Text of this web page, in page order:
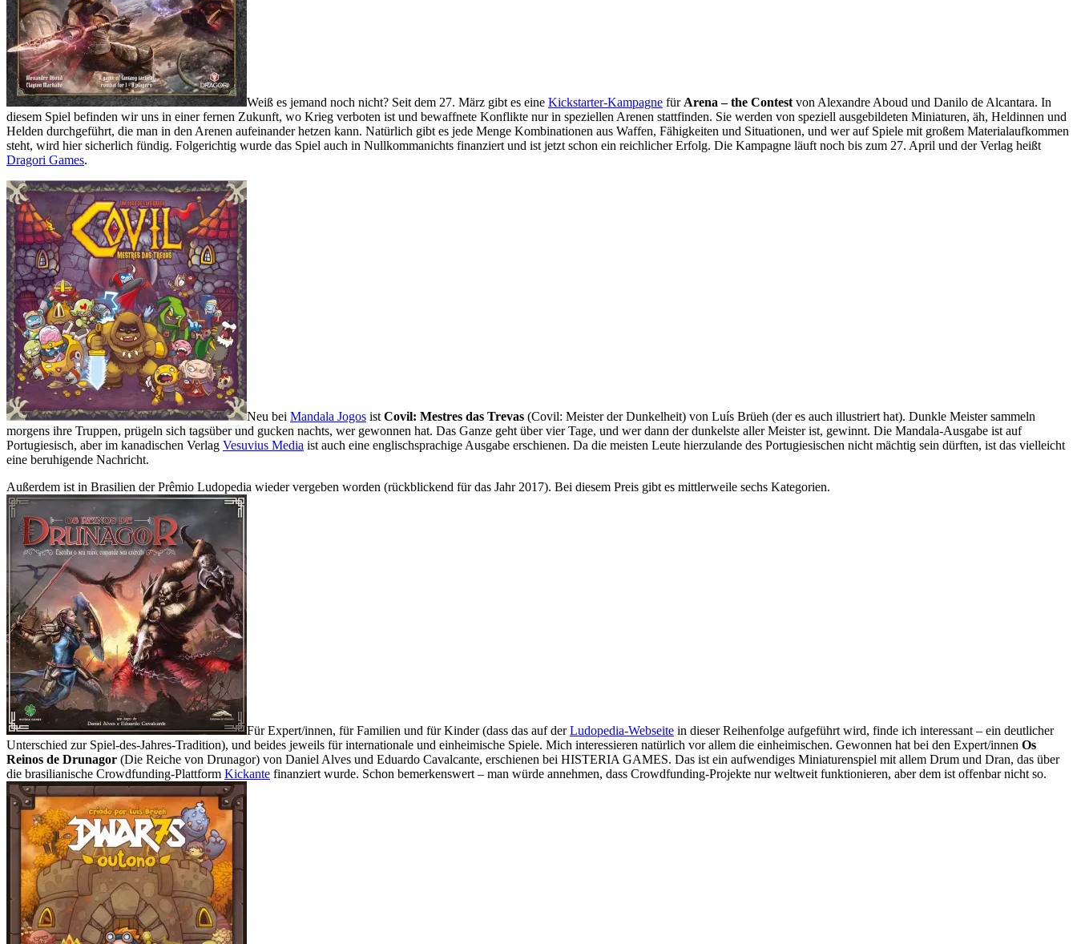
Weiß es jemand noch nicht? Seit dem 27. März gibt es eine Kickstarter-Kampagne für Arena – the Contest von Alexandre Aboud und Danilo de Alcantara. In
diesem Spiel befinden wir uns in einer fernen Zukunft, wo Krieg verboten ist und bewaffnete Konflikte nur in speziellen Arenen stattfinden. Sie werden von speziell ausgebildeten Miniaturen, äh, Heldinnen und
Helden durchgeführt, die man in den Arenen aufeinander hetzen kann. Natürlich gibt es jede Menge Kombinationen aus Waffen, Fähigkeiten und Situationen, und wer auf Spiele mit großem Materialaufkommen
steht, wird hier sicherlich fündig. Folgerichtig wurde das Spiel auch in Nullkommanichts finanziert und ist jetzt schon ein reichlicher Erfolg. Die Kampagne läuft noch bis zum 27. April und der Verlag heißt
Dragori Games.
Neu bei Mandala Jogos ist Covil: Mestres das Trevas (Covil: Meister der Dunkelheit) von Luís Brüeh (der es auch illustriert hat). Dunkle Meister sammeln
morgens ihre Truppen, prügeln sich tagsüber und gucken nachts, wer gewonnen hat. Das Ganze geht über vier Tage, und wer dann der dunkelste aller Meister ist, gewinnt. Die Mandala-Ausgabe ist auf
Portugiesisch, aber im kanadischen Verlag Vesuvius Media ist auch eine englischsprachige Ausgabe erschienen. Da die meisten Leute hierzulande des Portugiesischen nicht mächtig sein dürften, ist das vielleicht
eine beruhigende Nachricht.
Außerdem ist in Brasilien der Prêmio Ludopedia wieder vergeben worden (rückblickend für das Jahr 2017). Bei diesem Preis gibt es mittlerweile sechs Kategorien.
Für Expert/innen, für Familien und für Kinder (dass das auf derLudopedia-Webseite in dieser Reihenfolge aufgeführt wird, finde ich interessant – ein deutlicher
Unterschied zur Spiel-des-Jahres-Tradition), und beides jeweils für internationale und einheimische Spiele. Mich interessieren natürlich vor allem die einheimischen. Gewonnen hat bei den Expert/innen Os
Reinos de Drunagor (Die Reiche von Drunagor) von Daniel Alves und Eduardo Cavalcante, erschienen bei HISTERIA GAMES. Das ist ein aufwendiges Miniaturenspiel mit allem Drum und Dran, das über
die brasilianische Crowdfunding-Plattform Kickante finanziert wurde. Schon bemerkenswert – man würde annehmen, dass Crowdfunding-Projekte nur weltweit funktionieren, aber dem ist offenbar nicht so.